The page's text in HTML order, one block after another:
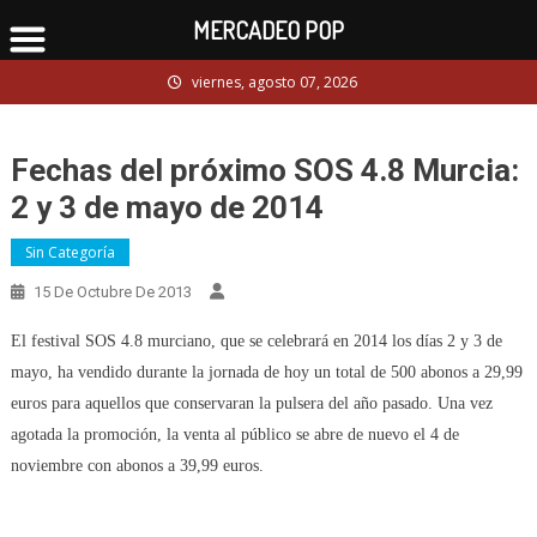
to
viernes, agosto 07, 2026
Fechas del próximo SOS 4.8 Murcia:
2 y 3 de mayo de 2014
Sin Categoría
15 De Octubre De 2013
El festival SOS 4.8 murciano, que se celebrará en 2014 los días 2 y 3 de
mayo, ha vendido durante la jornada de hoy un total de 500 abonos a 29,99
euros para aquellos que conservaran la pulsera del año pasado. Una vez
agotada la promoción, la venta al público se abre de nuevo el 4 de
noviembre con abonos a 39,99 euros.
MERCADEO POP